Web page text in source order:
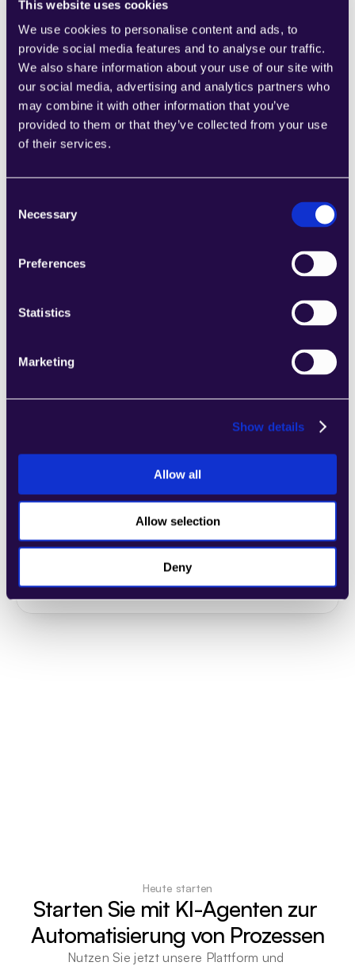
This website uses cookies
We use cookies to personalise content and ads, to
provide social media features and to analyse our traffic.
We also share information about your use of our site with
our social media, advertising and analytics partners who
may combine it with other information that you’ve
provided to them or that they’ve collected from your use
of their services.
Selection
Necessary
Preferences
Statistics
Marketing
Show details
Allow all
Allow selection
Deny
Entwurf für Retourenantwort
Learn more
Versandetikett erstellen
Rückerstattungs-Evaluator
Heute starten
Starten Sie mit KI-Agenten zur
Automatisierung von Prozessen
Nutzen Sie jetzt unsere Plattform und